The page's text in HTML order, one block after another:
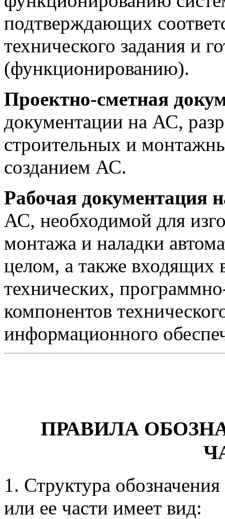
подтверждающих
технического задания и
(функционированию).
Проектно-сметная
документации на АС,
строительных и
созданием АС.
Рабочая документация
АС, необходимой для
монтажа и наладки
целом, а также входящих
технических,
компонентов
информационного
ПРАВИЛА
1. Структура
или ее части имеет вид: